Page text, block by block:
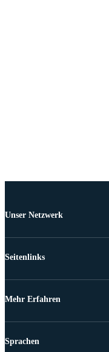
Unser Netzwerk
Seitenlinks
Mehr Erfahren
Sprachen